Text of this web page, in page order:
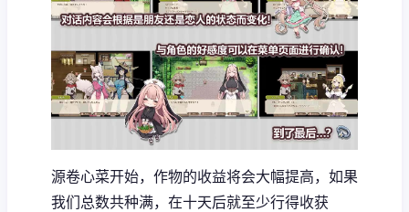
源卷心菜开始，作物的收益将会大幅提高，如果
我们总数共种满，在十天后就至少行得收获